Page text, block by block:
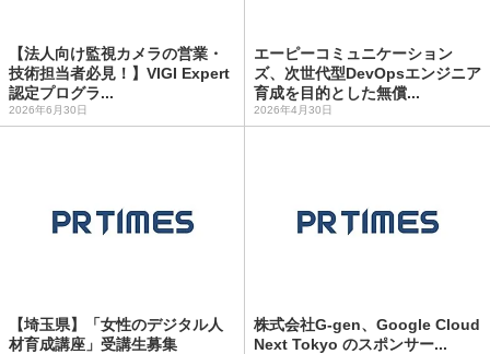
【法人向け監視カメラの営業・
技術担当者必見！】VIGI Expert
認定プログラ...
2026年6月30日
エーピーコミュニケーション
ズ、次世代型DevOpsエンジニア
育成を目的とした無償...
2026年4月30日
【埼玉県】「女性のデジタル人
材育成講座」受講生募集
株式会社G-gen、Google Cloud
Next Tokyo のスポンサー...